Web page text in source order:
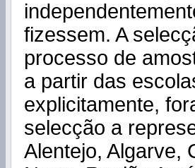
fizessem. A
processo de
a partir das
explicitamente,
selecção a
Alentejo, Algarve,